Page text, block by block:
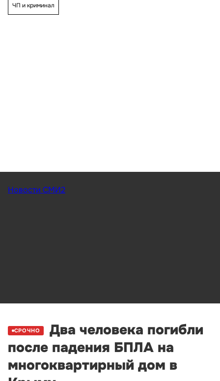
ЧП и криминал
Новости СМИ2
СРОЧНО
Два человека погибли
после падения БПЛА на
многоквартирный дом в